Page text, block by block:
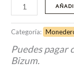
Categoría:
Puedes pagar
Bizum.